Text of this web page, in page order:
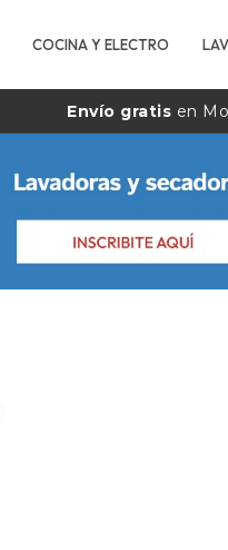
COCINA Y ELECTRO
Envío gratis en